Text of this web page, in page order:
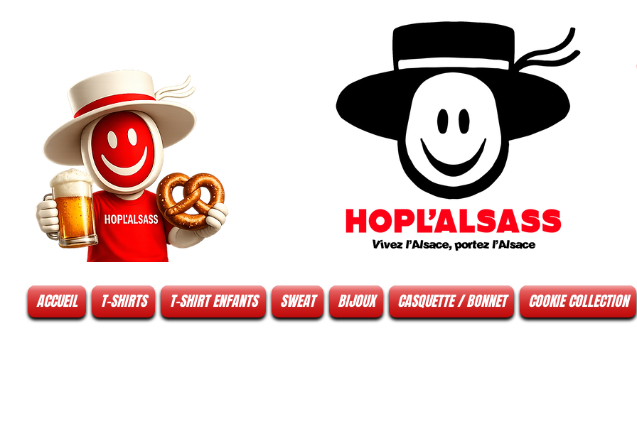
ACCUEIL T-SHIRTS T-SHIRT ENFANTS SWEAT BIJOUX CASQUETTE / BONNET COOKIE COLLECTION